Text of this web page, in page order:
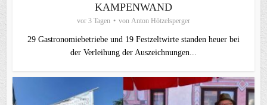
KAMPENWAND
vor 3 Tagen von Anton Hötzelsperger
29 Gastronomiebetriebe und 19 Festzeltwirte standen heuer bei
der Verleihung der Auszeichnungen...